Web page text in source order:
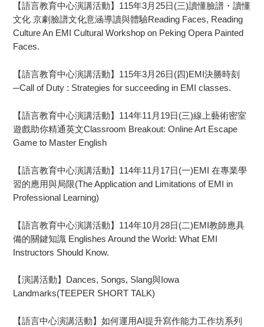
【語言教育中心演講活動】115年3月25日(三)讀懂臉譜・讀懂
文化 京劇臉譜文化意涵導讀與體驗Reading Faces, Reading
Culture An EMI Cultural Workshop on Peking Opera Painted
Faces.
【語言教育中心演講活動】115年3月26日(四)EMI決勝時刻
─Call of Duty : Strategies for succeeding in EMI classes.
【語言教育中心演講活動】114年11月19日(三)線上藝術密室
遊戲助你精通英文Classroom Breakout: Online Art Escape
Game to Master English
【語言教育中心演講活動】114年11月17日(一)EMI 在專業學
習的應用與局限(The Application and Limitations of EMI in
Professional Learning)
【語言教育中心演講活動】114年10月28日(二)EMI教師應具
備的關鍵知識 Englishes Around the World: What EMI
Instructors Should Know.
【演講活動】Dances, Songs, Slang與Iowa
Landmarks(TEEPER SHORT TALK)
【語言中心演講活動】如何運用AI提升寫作能力工作坊系列